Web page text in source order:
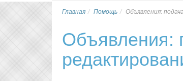
Главная Помощь Объявления:
Объявления: